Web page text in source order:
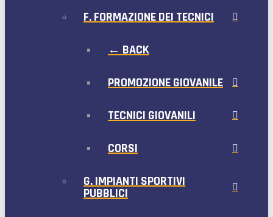
F. FORMAZIONE DEI TECNICI
← BACK
PROMOZIONE GIOVANILE
TECNICI GIOVANILI
CORSI
G. IMPIANTI SPORTIVI
PUBBLICI